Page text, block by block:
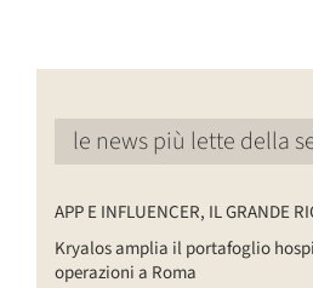
le news più lette della
APP E INFLUENCER, IL GRANDE
Kryalos amplia il portafoglio
operazioni a Roma